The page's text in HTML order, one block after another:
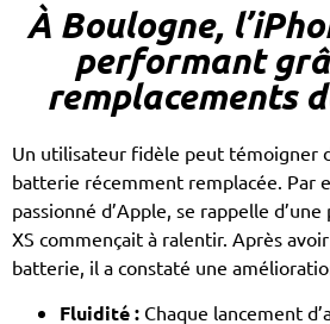
À Boulogne,
performant
remplacements
Un utilisateur fidèle peut témoigner
batterie récemment remplacée. Par
passionné d’Apple, se rappelle
XS commençait à ralentir. Après
batterie, il a constaté une
Fluidité : Chaque lancement